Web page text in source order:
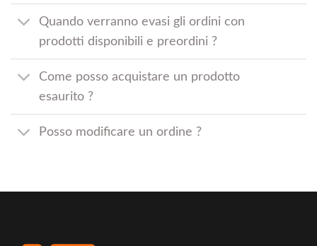
Quando verranno evasi gli ordini con
prodotti disponibili e preordini ?
Come posso acquistare un prodotto
esaurito ?
Posso modificare un ordine ?